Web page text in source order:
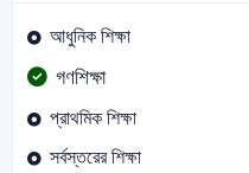
আধুনিক শিক্ষা
গণশিক্ষা
প্রাথমিক শিক্ষা
সর্বস্তরের শিক্ষা